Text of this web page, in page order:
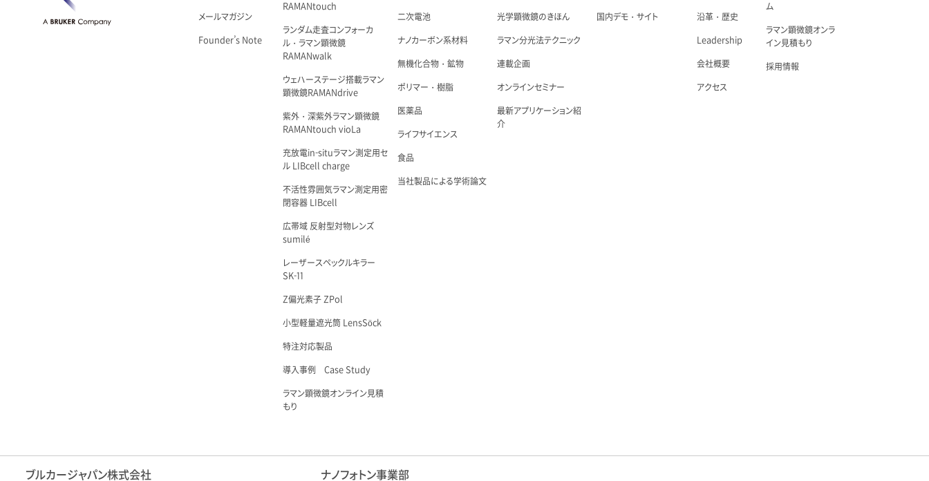
メールマガジン
Founder’s Note
RAMANtouch
ランダム走査コンフォーカ
ル・ラマン顕微鏡
RAMANwalk
ウェハーステージ搭載ラマン
顕微鏡RAMANdrive
紫外・深紫外ラマン顕微鏡
RAMANtouch vioLa
充放電in-situラマン測定用セ
ル LIBcell charge
不活性雰囲気ラマン測定用密
閉容器 LIBcell
広帯域 反射型対物レンズ
sumilé
レーザースペックルキラー
SK-11
Z偏光素子 ZPol
小型軽量遮光筒 LensSöck
特注対応製品
導入事例 Case Study
ラマン顕微鏡オンライン見積
もり
二次電池
ナノカーボン系材料
無機化合物・鉱物
ポリマー・樹脂
医薬品
ライフサイエンス
食品
当社製品による学術論文
光学顕微鏡のきほん
ラマン分光法テクニック
連載企画
オンラインセミナー
最新アプリケーション紹
介
国内デモ・サイト 沿革・歴史
Leadership
会社概要
アクセス
ム
ラマン顕微鏡オンラ
イン見積もり
採用情報
ブルカージャパン株式会社 ナノフォトン事業部